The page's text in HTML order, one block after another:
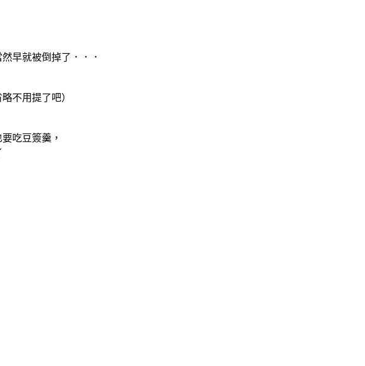
早就被倒掉了．．．
不用提了吧）
吃豆簽羹，